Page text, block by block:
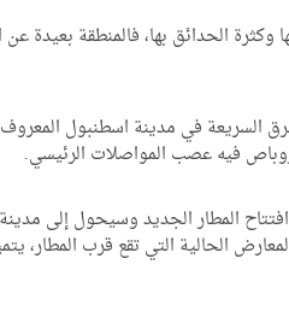
الحدائق بها، فالمنطقة بعيدة عن
السريعة في مدينة اسطنبول
المطار الجديد وسيحول إلى
الحالية التي تقع قرب المطار،
يبدأ من569,000
/